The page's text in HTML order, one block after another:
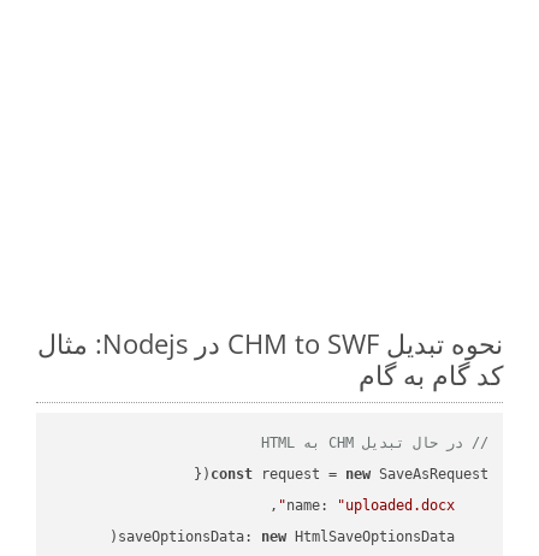
نحوه تبدیل CHM to SWF در Nodejs: مثال
کد گام به گام
// در حال تبدیل CHM به HTML
const request = new
name: "uploaded.docx"
saveOptionsData: new